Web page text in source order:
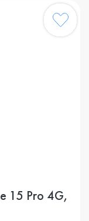
15 Pro 4G,